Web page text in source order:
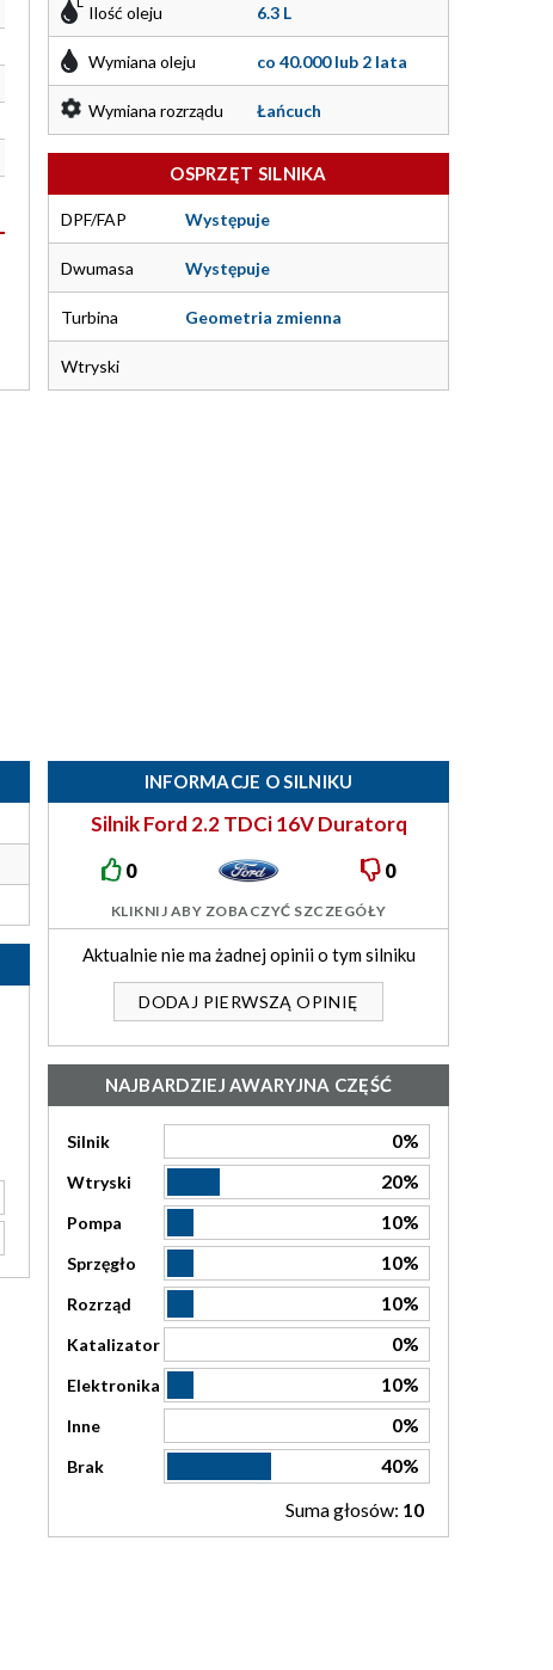
Ilość oleju 6.3 L
Wymiana oleju co 40.000 lub 2 lata
Wymiana rozrządu Łańcuch
OSPRZĘT SILNIKA
DPF/FAP Występuje
Dwumasa Występuje
Turbina Geometria zmienna
Wtryski
INFORMACJE O SILNIKU
Silnik Ford 2.2 TDCi 16V Duratorq
101/110KM ZSD-422
0 0
KLIKNIJ ABY ZOBACZYĆ SZCZEGÓŁY
Aktualnie nie ma żadnej opinii o tym silniku
DODAJ PIERWSZĄ OPINIĘ
NAJBARDZIEJ AWARYJNA CZĘŚĆ
Silnik 0%
Wtryski 20%
Pompa 10%
Sprzęgło 10%
Rozrząd 10%
Katalizator 0%
Elektronika 10%
Inne 0%
Brak
40%
Suma głosów: 10